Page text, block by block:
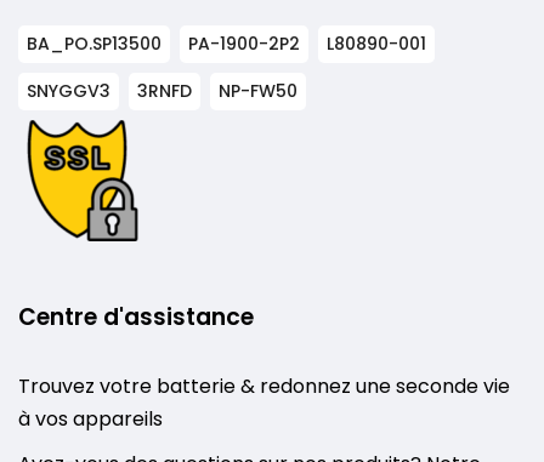
BA_PO.SP13500 PA-1900-2P2
L80890-001
SNYGGV3
3RNFD NP-FW50
Centre d'assistance
Trouvez votre batterie & redonnez une seconde vie
à vos appareils